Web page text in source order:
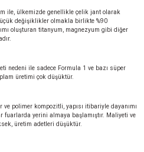
ile, ülkemizde genellikle çelik jant olarak
değişiklikler olmakla birlikte %90
oluşturan titanyum, magnezyum gibi diğer
nedeni ile sadece Formula 1 ve bazı süper
üretimi çok düşüktür.
polimer kompozitli, yapısı itibariyle dayanımı
fuarlarda yerini almaya başlamıştır. Maliyeti ve
üretim adetleri düşüktür.